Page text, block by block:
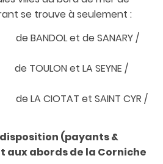
se trouve à seulement :
BANDOL et de SANARY /
TOULON et LA SEYNE /
LA CIOTAT et SAINT CYR /
(payants &
aux abords de la Corniche